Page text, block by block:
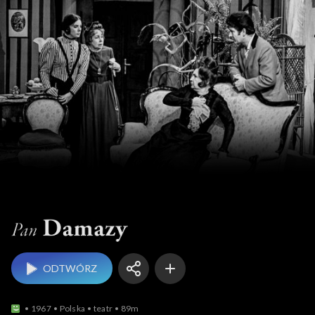
Pan Damazy
ODTWÓRZ
1967 Polska teatr 89m